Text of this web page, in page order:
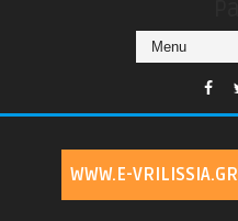
WWW.E-VRILISSIA.GR